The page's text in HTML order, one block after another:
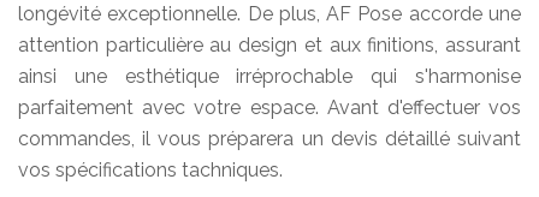
longévité exceptionnelle. De plus, AF Pose accorde une
attention particulière au design et aux finitions, assurant
ainsi une esthétique irréprochable qui s'harmonise
parfaitement avec votre espace. Avant d'effectuer vos
commandes, il vous préparera un devis détaillé suivant
vos spécifications tachniques.